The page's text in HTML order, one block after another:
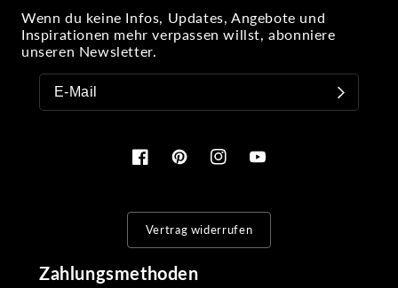
Wenn du keine Infos, Updates, Angebote und
Inspirationen mehr verpassen willst, abonniere
unseren Newsletter.
FacebookPinterestInstagramYouTube
Vertrag widerrufen
Zahlungsmethoden